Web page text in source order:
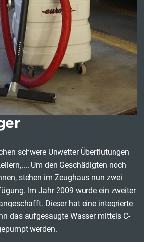
schwere Unwetter Überflutungen
Um den Geschädigten noch
stehen im Zeughaus nun zwei
Im Jahr 2009 wurde ein zweiter
Dieser hat eine integrierte
das aufgesaugte Wasser mittels C-
werden.